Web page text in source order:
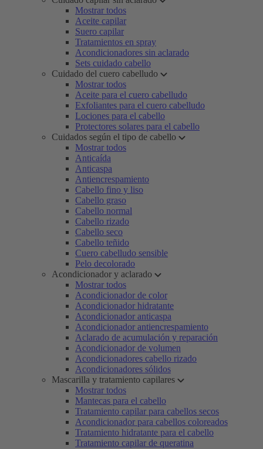
Mostrar todos
Aceite capilar
Suero capilar
Tratamientos en spray
Acondicionadores sin aclarado
Sets cuidado cabello
Cuidado del cuero cabelludo
Mostrar todos
Aceite para el cuero cabelludo
Exfoliantes para el cuero cabelludo
Lociones para el cabello
Protectores solares para el cabello
Cuidados según el tipo de cabello
Mostrar todos
Anticaída
Anticaspa
Antiencrespamiento
Cabello fino y liso
Cabello graso
Cabello normal
Cabello rizado
Cabello seco
Cabello teñido
Cuero cabelludo sensible
Pelo decolorado
Acondicionador y aclarado
Mostrar todos
Acondicionador de color
Acondicionador hidratante
Acondicionador anticaspa
Acondicionador antiencrespamiento
Aclarado de acumulación y reparación
Acondicionador de volumen
Acondicionadores cabello rizado
Acondicionadores sólidos
Mascarilla y tratamiento capilares
Mostrar todos
Mantecas para el cabello
Tratamiento capilar para cabellos secos
Acondicionador para cabellos coloreados
Tratamiento hidratante para el cabello
Tratamiento capilar de queratina